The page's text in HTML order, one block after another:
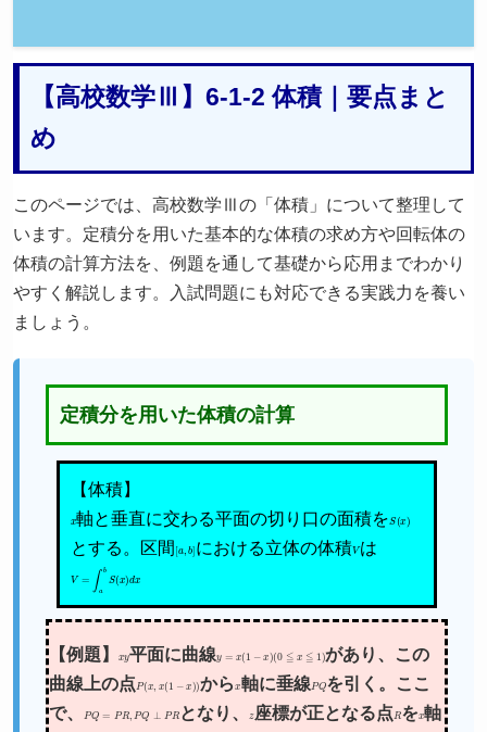
【高校数学Ⅲ】6-1-2 体積｜要点まと
め
このページでは、高校数学Ⅲの「体積」について整理して
います。定積分を用いた基本的な体積の求め方や回転体の
体積の計算方法を、例題を通して基礎から応用までわかり
やすく解説します。入試問題にも対応できる実践力を養い
ましょう。
定積分を用いた体積の計算
【体積】
軸と垂直に交わる平面の切り口の面積をS( )
とする。区間 [ b]における立体の体積Vは
V= bS (x) dx
【例題】 y平面に曲線 1− 0 ≦x ≦1
があり、この
曲線上の点 P( 1 から x軸に垂線 PQを引く。ここ
で、
PQ R,P Q⊥ P となり、 座標が正となる点 Rを x軸